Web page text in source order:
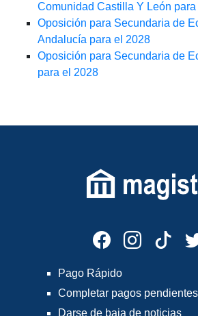
Comunidad Castilla Y León
Oposición para Secundaria de
Andalucía para el 2028
Oposición para Secundaria de
para el 2028
Pago Rápido
Completar pagos pendientes
Darse de baja de noticias